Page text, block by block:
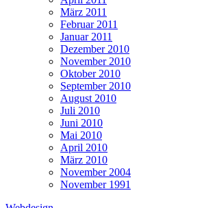
März 2011
Februar 2011
Januar 2011
Dezember 2010
November 2010
Oktober 2010
September 2010
August 2010
Juli 2010
Juni 2010
Mai 2010
April 2010
März 2010
November 2004
November 1991